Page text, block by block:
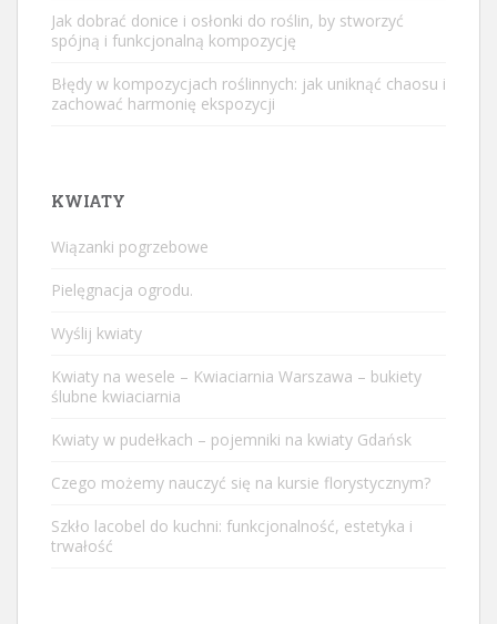
Jak dobrać donice i osłonki do roślin, by stworzyć
spójną i funkcjonalną kompozycję
Błędy w kompozycjach roślinnych: jak uniknąć chaosu i
zachować harmonię ekspozycji
KWIATY
Wiązanki pogrzebowe
Pielęgnacja ogrodu.
Wyślij kwiaty
Kwiaty na wesele – Kwiaciarnia Warszawa – bukiety
ślubne kwiaciarnia
Kwiaty w pudełkach – pojemniki na kwiaty Gdańsk
Czego możemy nauczyć się na kursie florystycznym?
Szkło lacobel do kuchni: funkcjonalność, estetyka i
trwałość